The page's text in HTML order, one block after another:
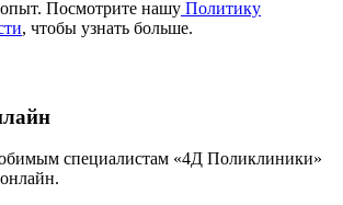
опыт. Посмотрите нашу Политику
, чтобы узнать больше.
специалистам «4Д Поликлиники»